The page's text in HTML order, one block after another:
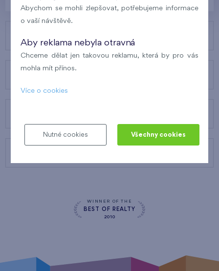
O FINEPU
WINNER OF THE
BEST OF REALTY
2010
Abychom se mohli zlepšovat, potřebujeme informace
o vaší návštěvě.
Aby reklama nebyla otravná
Chceme dělat jen takovou reklamu, která by pro vás
mohla mít přínos.
Více o cookies
Nutné cookies Všechny cookies